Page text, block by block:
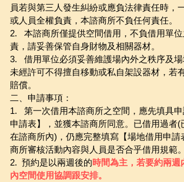
員若與第三人發生糾紛或應負法律責任時，
或人員全權負責，本諮商所不負任何責任。
2.   本諮商所僅提供空間借用，不負借用單
責，請妥善保管自身財物及相關器材。
3.   借用單位必須妥善維護場內外之秩序及場
未經許可不得擅自移動或私自架設器材，若
賠償。
二、申請事項：
1.   第一次借用本諮商所之空間，應先填具
申請表】，並獲本諮商所同意。已借用過者(
在諮商所內)，仍應完整填寫【場地借用申請
商所審核活動內容與人員是否合乎借用規範。
2.  預約是以兩週後的時間為主，若要約兩週
內空間使用協調跟安排。